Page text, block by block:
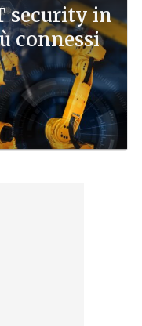
security in
connessi